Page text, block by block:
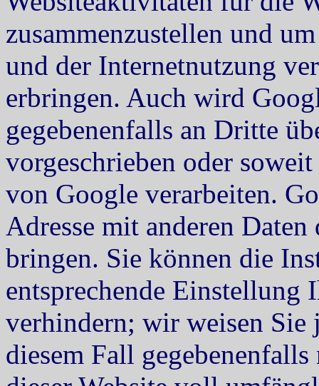
zusammenzustellen und
und der Internetnutzung
erbringen. Auch wird
gegebenenfalls an Dritte
vorgeschrieben oder
von Google verarbeiten.
Adresse mit anderen
bringen. Sie können die
entsprechende Einstellung
verhindern; wir weisen Sie
diesem Fall